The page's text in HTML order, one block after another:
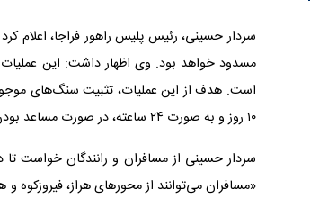
مسدود خواهد بود. وی اظهار داشت: این
است. هدف از این عملیات، تثبیت سنگ‌های
۱۰ روز و به صورت ۲۴ ساعته، در صورت مساعد بودن شرایط جوی، اجرا خواهد شد.
سردار حسینی از مسافران و رانندگان خواست
«مسافران می‌توانند از محورهای هراز،